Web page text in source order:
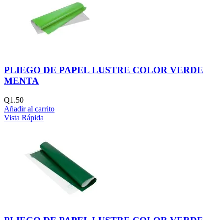
PLIEGO DE PAPEL LUSTRE COLOR VERDE
MENTA
Q1.50
Añadir al carrito
Vista Rápida